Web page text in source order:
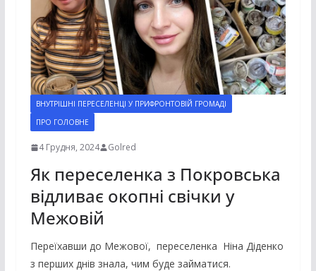
ВНУТРІШНІ ПЕРЕСЕЛЕНЦІ У ПРИФРОНТОВІЙ ГРОМАДІ
ПРО ГОЛОВНЕ
4 Грудня, 2024 Golred
Як переселенка з Покровська
відливає окопні свічки у
Межовій
Переїхавши до Межової, переселенка Ніна Діденко
з перших днів знала, чим буде займатися.